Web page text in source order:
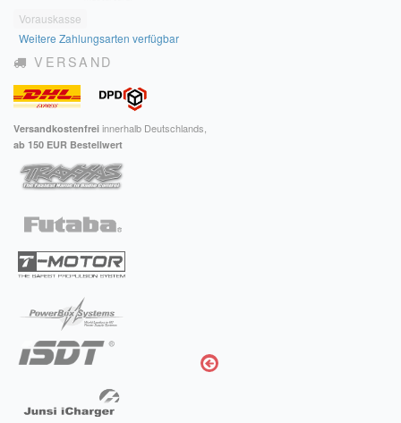
Vorauskasse
Weitere Zahlungsarten verfügbar
VERSAND
Versandkostenfrei innerhalb Deutschlands,
ab 150 EUR Bestellwert